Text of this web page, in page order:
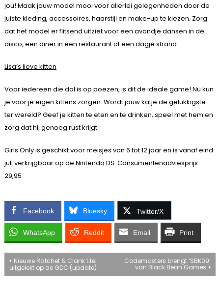
jou! Maak jouw model mooi voor allerlei gelegenheden door de
juiste kleding, accessoires, haarstijl en make-up te kiezen. Zorg
dat het model er flitsend uitziet voor een avondje dansen in de
disco, een diner in een restaurant of een dagje strand.
Lisa’s lieve kitten
Voor iedereen die dol is op poezen, is dit de ideale game! Nu kun
je voor je eigen kittens zorgen. Wordt jouw katje de gelukkigste
ter wereld? Geef je kitten te eten en te drinken, speel met hem en
zorg dat hij genoeg rust krijgt.
Girls Only is geschikt voor meisjes van 6 tot 12 jaar en is vanaf eind
juli verkrijgbaar op de Nintendo DS. Consumentenadviesprijs
29,95
Facebook Bluesky Twitter/X
WhatsApp Reddit Email Print
Bericht
Nieuwe Ratchet & Clank titel
uitgelekt op de GDC (update)
Codemasters brengt ‘SBK09’
van Black Bean Games